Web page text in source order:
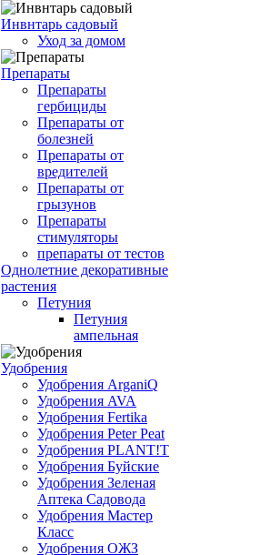
Инвнтарь садовый
Уход за домом
Препараты
Препараты
гербициды
Препараты от
болезней
Препараты от
вредителей
Препараты от
грызунов
Препараты
стимуляторы
препараты от тестов
Однолетние декоративные
растения
Петуния
Петуния
ампельная
Удобрения
Удобрения ArganiQ
Удобрения AVA
Удобрения Fertika
Удобрения Peter Peat
Удобрения PLANT!T
Удобрения Буйские
Удобрения Зеленая
Аптека Садовода
Удобрения Мастер
Класс
Удобрения ОЖЗ